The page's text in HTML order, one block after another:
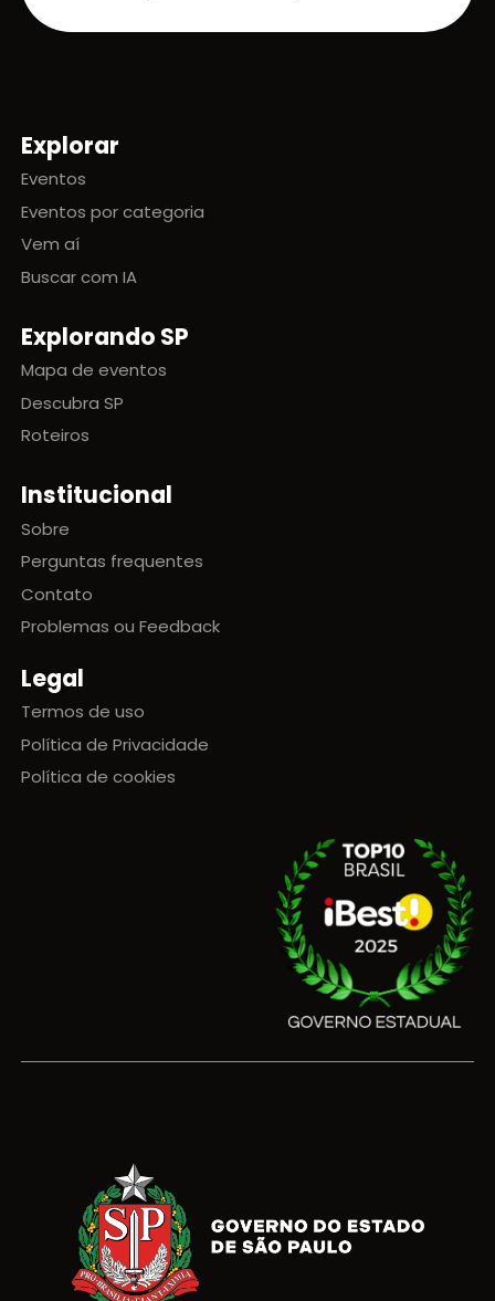
Mapa do site
Explorar
Eventos
Eventos por categoria
Vem aí
Buscar com IA
Explorando SP
Mapa de eventos
Descubra SP
Roteiros
Institucional
Sobre
Perguntas frequentes
Contato
Problemas ou Feedback
Legal
Termos de uso
Política de Privacidade
Política de cookies